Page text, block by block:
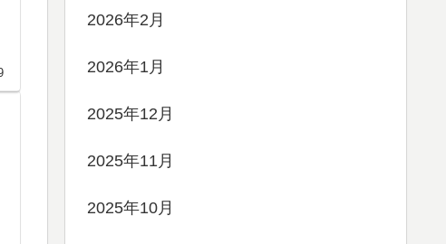
2026年2月
2026年1月
2025年12月
2025年11月
2025年10月